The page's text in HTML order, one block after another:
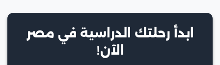
ابدأ رحلتك الدراسية في مصر
الآن!